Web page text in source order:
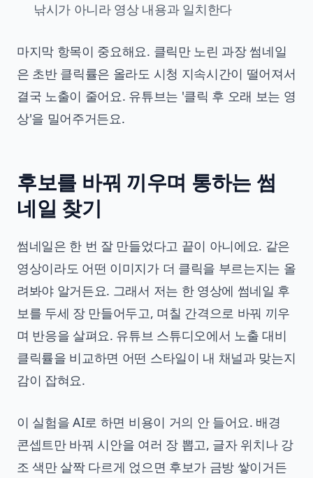
낚시가 아니라 영상 내용과 일치한다
마지막 항목이 중요해요. 클릭만 노린 과장 썸네일
은 초반 클릭률은 올라도 시청 지속시간이 떨어져서
결국 노출이 줄어요. 유튜브는 '클릭 후 오래 보는 영
상'을 밀어주거든요.
후보를 바꿔 끼우며 통하는 썸
네일 찾기
썸네일은 한 번 잘 만들었다고 끝이 아니에요. 같은
영상이라도 어떤 이미지가 더 클릭을 부르는지는 올
려봐야 알거든요. 그래서 저는 한 영상에 썸네일 후
보를 두세 장 만들어두고, 며칠 간격으로 바꿔 끼우
며 반응을 살펴요. 유튜브 스튜디오에서 노출 대비
클릭률을 비교하면 어떤 스타일이 내 채널과 맞는지
감이 잡혀요.
이 실험을 AI로 하면 비용이 거의 안 들어요. 배경
콘셉트만 바꿔 시안을 여러 장 뽑고, 글자 위치나 강
조 색만 살짝 다르게 얹으면 후보가 금방 쌓이거든